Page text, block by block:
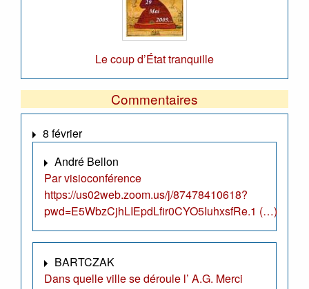
Le coup d’État tranquille
Commentaires
8 février
André Bellon
Par visioconférence
https://us02web.zoom.us/j/87478410618?
pwd=E5WbzCjhLIEpdLfir0CYO5IuhxsfRe.1 (…)
BARTCZAK
Dans quelle ville se déroule l’ A.G. Merci